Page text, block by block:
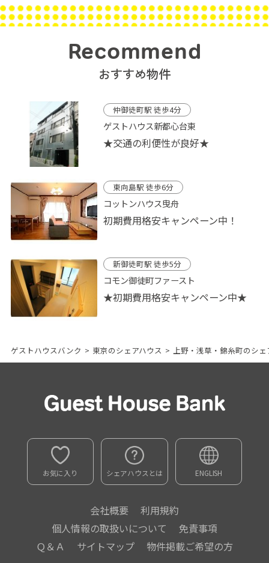
Recommend
おすすめ物件
仲御徒町駅 徒歩4分
ゲストハウス新都心台東
★交通の利便性が良好★
東向島駅 徒歩6分
コットンハウス曳舟
初期費用格安キャンペーン中！
新御徒町駅 徒歩5分
コモン御徒町ファースト
★初期費用格安キャンペーン中★
ゲストハウスバンク > 東京のシェアハウス > 上野・浅草・錦糸町のシェ
お気に入り シェアハウスとは ENGLISH
会社概要
利用規約
個人情報の取扱いについて
免責事項
Ｑ＆Ａ
サイトマップ 物件掲載ご希望の方